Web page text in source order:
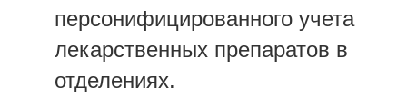
персонифицированного учета
лекарственных препаратов в
отделениях.